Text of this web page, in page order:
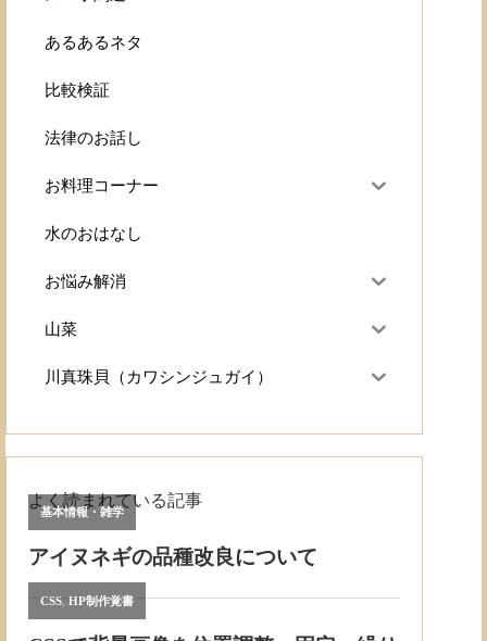
あるあるネタ
比較検証
法律のお話し
お料理コーナー
水のおはなし
お悩み解消
山菜
川真珠貝（カワシンジュガイ）
よく読まれている記事